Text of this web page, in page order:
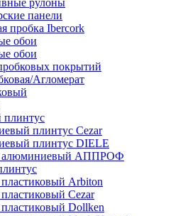
рулоны
панели
пробка Ibercork
обои
обои
покрытий
Агломерат
плинтус Cezar
плинтус DIELE
алюминиевый АППРОФ
Arbiton
Cezar
Dollken